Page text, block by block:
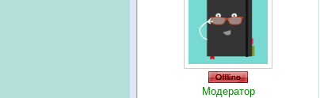
Модератор